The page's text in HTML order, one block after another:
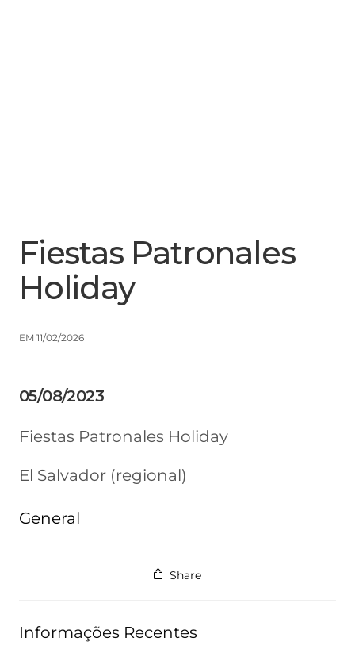
Fiestas Patronales
Holiday
EM 11/02/2026
05/08/2023
Fiestas Patronales Holiday
El Salvador (regional)
General
Share
Informações Recentes